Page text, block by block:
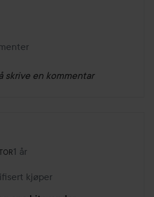
skrive en kommentar
Lyko Creator.
1 år
Innlegget ble opprettet 1 år
kjøper